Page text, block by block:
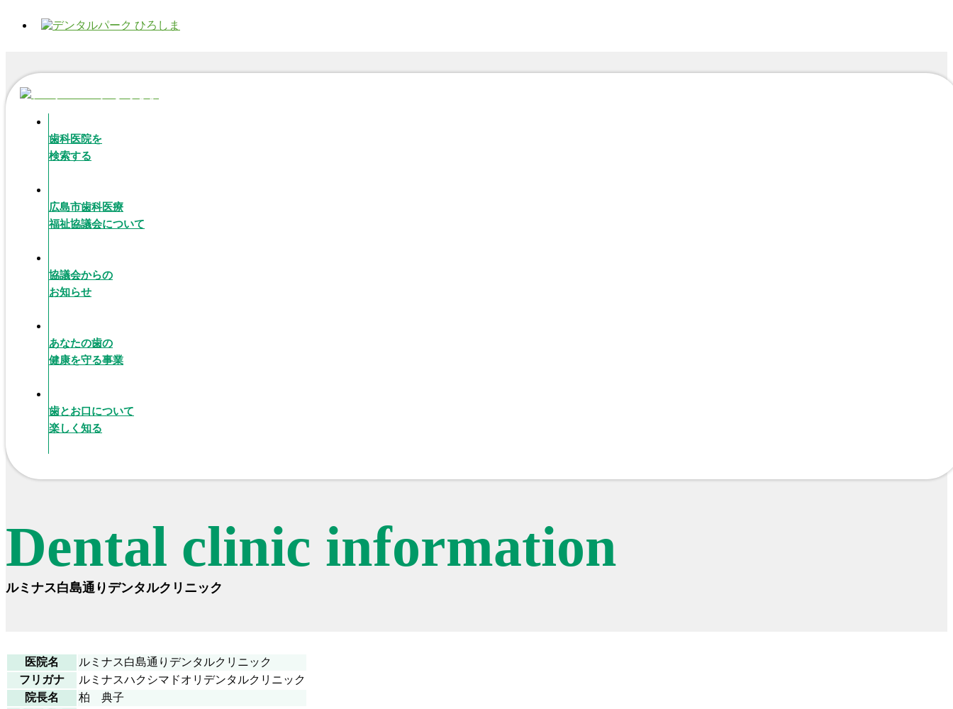
歯科医院を
検索する
広島市歯科医療
福祉協議会について
協議会からの
お知らせ
あなたの歯の
健康を守る事業
歯とお口について
楽しく知る
Dental clinic information
ルミナス白島通りデンタルクリニック
医院名
ルミナス白島通りデンタルクリニック
フリガナ
ルミナスハクシマドオリデンタルクリニック
院長名
柏 典子